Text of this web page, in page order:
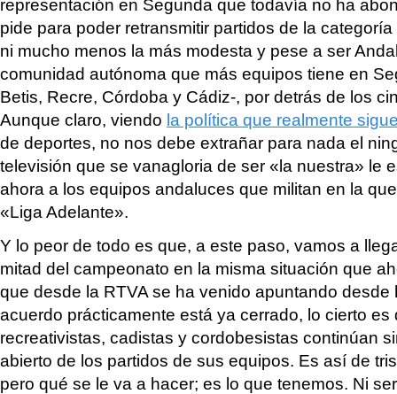
representación en Segunda que todavía no ha
pide para poder retransmitir partidos de la
ni mucho menos la más modesta y pese a ser
comunidad autónoma que más equipos tiene en
Betis, Recre, Córdoba y Cádiz-, por detrás de los
Aunque claro, viendo la política que realmente
de deportes, no nos debe extrañar para nada el
televisión que se vanagloria de ser «la nuestra» le
ahora a los equipos andaluces que militan en la
«Liga Adelante».
Y lo peor de todo es que, a este paso, vamos a
mitad del campeonato en la misma situación que
que desde la RTVA se ha venido apuntando
acuerdo prácticamente está ya cerrado, lo cierto es
recreativistas, cadistas y cordobesistas continúan
abierto de los partidos de sus equipos. Es así de
pero qué se le va a hacer; es lo que tenemos. Ni